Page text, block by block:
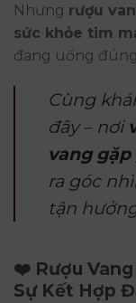
Nhưng rượu
sức khỏe tim
đang uống
Cùng
đây – nơi
vang
ra góc
tận
❤️ Rượu
Sự Kết Hợp